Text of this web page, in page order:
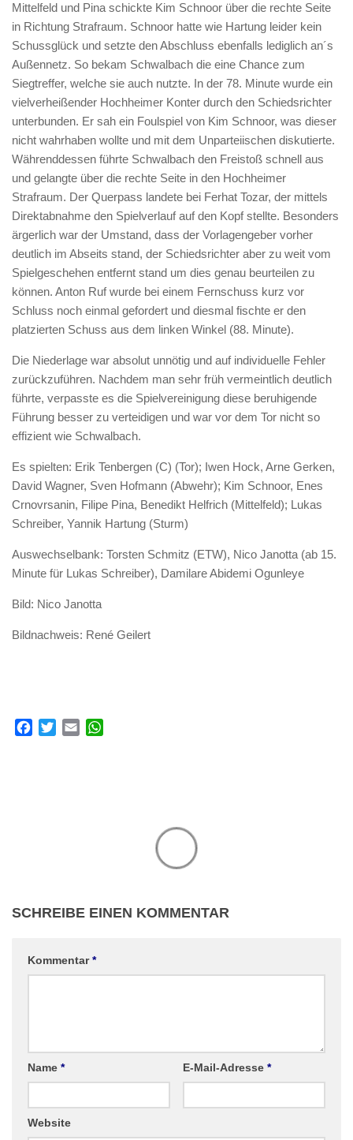
Mittelfeld und Pina schickte Kim Schnoor über die rechte Seite
in Richtung Strafraum. Schnoor hatte wie Hartung leider kein
Schussglück und setzte den Abschluss ebenfalls lediglich an´s
Außennetz. So bekam Schwalbach die eine Chance zum
Siegtreffer, welche sie auch nutzte. In der 78. Minute wurde ein
vielverheißender Hochheimer Konter durch den Schiedsrichter
unterbunden. Er sah ein Foulspiel von Kim Schnoor, was dieser
nicht wahrhaben wollte und mit dem Unparteiischen diskutierte.
Währenddessen führte Schwalbach den Freistoß schnell aus
und gelangte über die rechte Seite in den Hochheimer
Strafraum. Der Querpass landete bei Ferhat Tozar, der mittels
Direktabnahme den Spielverlauf auf den Kopf stellte. Besonders
ärgerlich war der Umstand, dass der Vorlagengeber vorher
deutlich im Abseits stand, der Schiedsrichter aber zu weit vom
Spielgeschehen entfernt stand um dies genau beurteilen zu
können. Anton Ruf wurde bei einem Fernschuss kurz vor
Schluss noch einmal gefordert und diesmal fischte er den
platzierten Schuss aus dem linken Winkel (88. Minute).
Die Niederlage war absolut unnötig und auf individuelle Fehler
zurückzuführen. Nachdem man sehr früh vermeintlich deutlich
führte, verpasste es die Spielvereinigung diese beruhigende
Führung besser zu verteidigen und war vor dem Tor nicht so
effizient wie Schwalbach.
Es spielten: Erik Tenbergen (C) (Tor); Iwen Hock, Arne Gerken,
David Wagner, Sven Hofmann (Abwehr); Kim Schnoor, Enes
Crnovrsanin, Filipe Pina, Benedikt Helfrich (Mittelfeld); Lukas
Schreiber, Yannik Hartung (Sturm)
Auswechselbank: Torsten Schmitz (ETW), Nico Janotta (ab 15.
Minute für Lukas Schreiber), Damilare Abidemi Ogunleye
Bild: Nico Janotta
Bildnachweis: René Geilert
Facebook
TwitterEmail
SCHREIBE EINEN KOMMENTAR
Kommentar*
Name * E-Mail-Adresse *
Website